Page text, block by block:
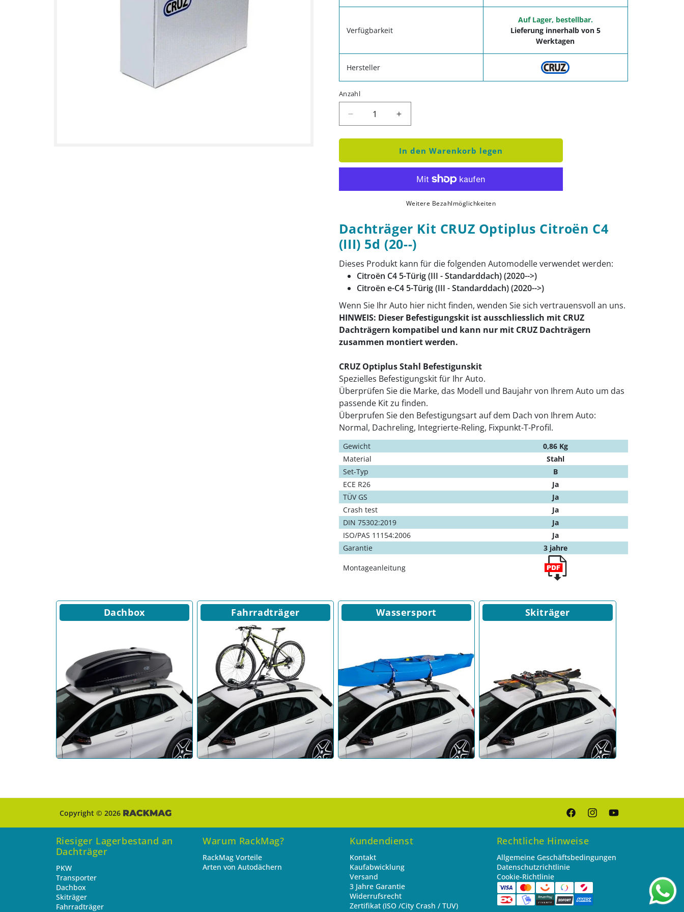
Verfügbarkeit
Auf Lager, bestellbar.
Lieferung innerhalb von 5
Werktagen
Hersteller
Anzahl
Verringere die Menge für Dachträger Kit CRUZ Optiplus Citroën C4 (III) 5d (20--)
Erhöhe die Menge für Dachträger Kit CRUZ Optiplus Citroën C4 (III)
In den Warenkorb legen
Weitere Bezahlmöglichkeiten
Dachträger Kit CRUZ Optiplus Citroën C4
(III) 5d (20--)
Dieses Produkt kann für die folgenden Automodelle verwendet werden:
Citroën C4 5-Türig (III - Standarddach) (2020-->)
Citroën e-C4 5-Türig (III - Standarddach) (2020-->)
Wenn Sie Ihr Auto hier nicht finden, wenden Sie sich vertrauensvoll an uns.
HINWEIS: Dieser Befestigungskit ist ausschliesslich mit CRUZ
Dachträgern kompatibel und kann nur mit CRUZ Dachträgern
zusammen montiert werden.
CRUZ Optiplus Stahl Befestigunskit
Spezielles Befestigungskit für Ihr Auto.
Überprüfen Sie die Marke, das Modell und Baujahr von Ihrem Auto um das
passende Kit zu finden.
Überprufen Sie den Befestigungsart auf dem Dach von Ihrem Auto:
Normal, Dachreling, Integrierte-Reling, Fixpunkt-T-Profil.
Gewicht
0,86 Kg
Material
Stahl
Set-Typ
B
ECE R26
Ja
TÜV GS
Ja
Crash test
Ja
DIN 75302:2019
Ja
ISO/PAS 11154:2006
Ja
Garantie
3 jahre
Montageanleitung
Dachbox Fahrradträger Wassersport Skiträger
Copyright © 2026 FacebookInstagramYouTube
Riesiger Lagerbestand an
Dachträger
PKW
Transporter
Dachbox
Skiträger
Fahrradträger
Warum RackMag?
RackMag Vorteile
Arten von Autodächern
Kundendienst
Kontakt
Kaufabwicklung
Versand
3 Jahre Garantie
Widerrufsrecht
Zertifikat (ISO /City Crash / TUV)
Rechtliche Hinweise
Allgemeine Geschäftsbedingungen
Datenschutzrichtlinie
Cookie-Richtlinie